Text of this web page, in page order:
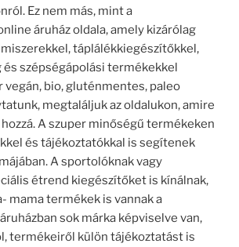
Ez nem más, mint a
áruház oldala, amely kizárólag
táplálékkiegészítőkkel,
szépségápolási termékekkel
vegán, bio, gluténmentes, paleo
megtaláljuk az oldalukon, amire
A szuper minőségű termékeken
és tájékoztatókkal is segítenek
A sportolóknak vagy
étrend kiegészítőket is kínálnak,
mama termékek is vannak a
sok márka képviselve van,
termékeiről külön tájékoztatást is